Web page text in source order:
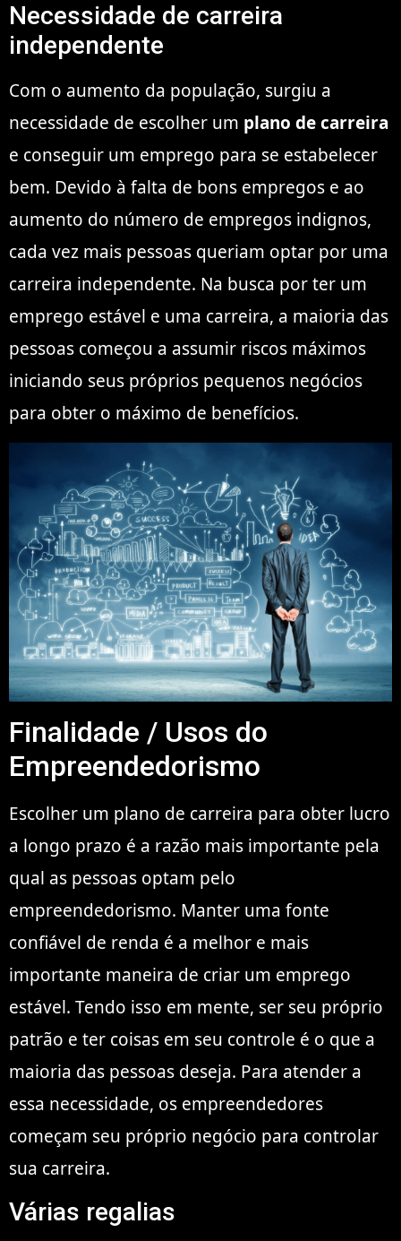
Necessidade de carreira
independente
Com o aumento da população, surgiu a
necessidade de escolher um plano de carreira
e conseguir um emprego para se estabelecer
bem. Devido à falta de bons empregos e ao
aumento do número de empregos indignos,
cada vez mais pessoas queriam optar por uma
carreira independente. Na busca por ter um
emprego estável e uma carreira, a maioria das
pessoas começou a assumir riscos máximos
iniciando seus próprios pequenos negócios
para obter o máximo de benefícios.
Finalidade / Usos do
Empreendedorismo
Escolher um plano de carreira para obter lucro
a longo prazo é a razão mais importante pela
qual as pessoas optam pelo
empreendedorismo. Manter uma fonte
confiável de renda é a melhor e mais
importante maneira de criar um emprego
estável. Tendo isso em mente, ser seu próprio
patrão e ter coisas em seu controle é o que a
maioria das pessoas deseja. Para atender a
essa necessidade, os empreendedores
começam seu próprio negócio para controlar
sua carreira.
Várias regalias